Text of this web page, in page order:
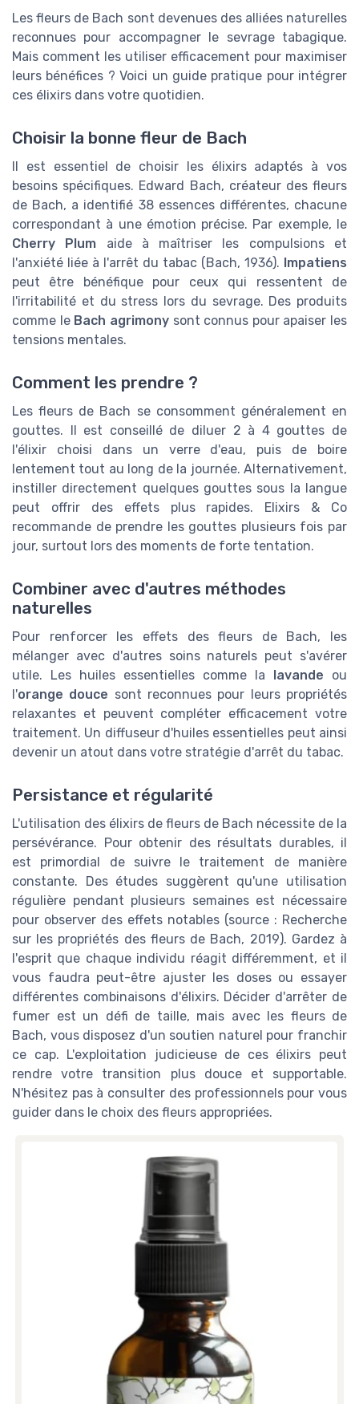
Les fleurs de Bach sont devenues des alliées naturelles
reconnues pour accompagner le sevrage tabagique.
Mais comment les utiliser efficacement pour maximiser
leurs bénéfices ? Voici un guide pratique pour intégrer
ces élixirs dans votre quotidien.
Choisir la bonne fleur de Bach
Il est essentiel de choisir les élixirs adaptés à vos
besoins spécifiques. Edward Bach, créateur des fleurs
de Bach, a identifié 38 essences différentes, chacune
correspondant à une émotion précise. Par exemple, le
Cherry Plum aide à maîtriser les compulsions et
l'anxiété liée à l'arrêt du tabac (Bach, 1936). Impatiens
peut être bénéfique pour ceux qui ressentent de
l'irritabilité et du stress lors du sevrage. Des produits
comme le Bach agrimonysont connus pour apaiser les
tensions mentales.
Comment les prendre ?
Les fleurs de Bach se consomment généralement en
gouttes. Il est conseillé de diluer 2 à 4 gouttes de
l'élixir choisi dans un verre d'eau, puis de boire
lentement tout au long de la journée. Alternativement,
instiller directement quelques gouttes sous la langue
peut offrir des effets plus rapides. Elixirs & Co
recommande de prendre les gouttes plusieurs fois par
jour, surtout lors des moments de forte tentation.
Combiner avec d'autres méthodes
naturelles
Pour renforcer les effets des fleurs de Bach, les
mélanger avec d'autres soins naturels peut s'avérer
utile. Les huiles essentielles comme la lavande ou
l'orange douce sont reconnues pour leurs propriétés
relaxantes et peuvent compléter efficacement votre
traitement. Un diffuseur d'huiles essentielles peut ainsi
devenir un atout dans votre stratégie d'arrêt du tabac.
Persistance et régularité
L'utilisation des élixirs de fleurs de Bach nécessite de la
persévérance. Pour obtenir des résultats durables, il
est primordial de suivre le traitement de manière
constante. Des études suggèrent qu'une utilisation
régulière pendant plusieurs semaines est nécessaire
pour observer des effets notables (source : Recherche
sur les propriétés des fleurs de Bach, 2019). Gardez à
l'esprit que chaque individu réagit différemment, et il
vous faudra peut-être ajuster les doses ou essayer
différentes combinaisons d'élixirs. Décider d'arrêter de
fumer est un défi de taille, mais avec les fleurs de
Bach, vous disposez d'un soutien naturel pour franchir
ce cap. L'exploitation judicieuse de ces élixirs peut
rendre votre transition plus douce et supportable.
N'hésitez pas à consulter des professionnels pour vous
guider dans le choix des fleurs appropriées.